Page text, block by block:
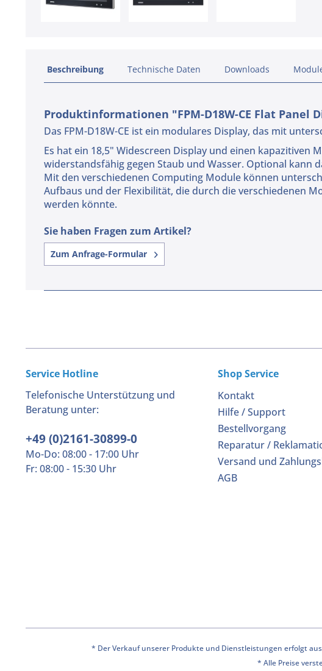
Beschreibung Technische Daten Downloads
Produktinformationen "FPM-D18W-CE Flat Panel
Das FPM-D18W-CE ist ein modulares Display, das mit
Es hat ein 18,5" Widescreen Display und einen
widerstandsfähig gegen Staub und Wasser. Optional kann
Mit den verschiedenen Computing Module können
Aufbaus und der Flexibilität, die durch die verschiedenen
werden könnte.
Sie haben Fragen zum Artikel?
Zum Anfrage-Formular
Service Hotline
Telefonische Unterstützung und
Beratung unter:
+49 (0)2161-30899-0
Mo-Do: 08:00 - 17:00 Uhr
Fr: 08:00 - 15:30 Uhr
Shop Service
Kontakt
Hilfe / Support
Bestellvorgang
Reparatur /
Versand und
AGB
* Der Verkauf unserer Produkte und Dienstleistungen erfolgt
* Alle Preise